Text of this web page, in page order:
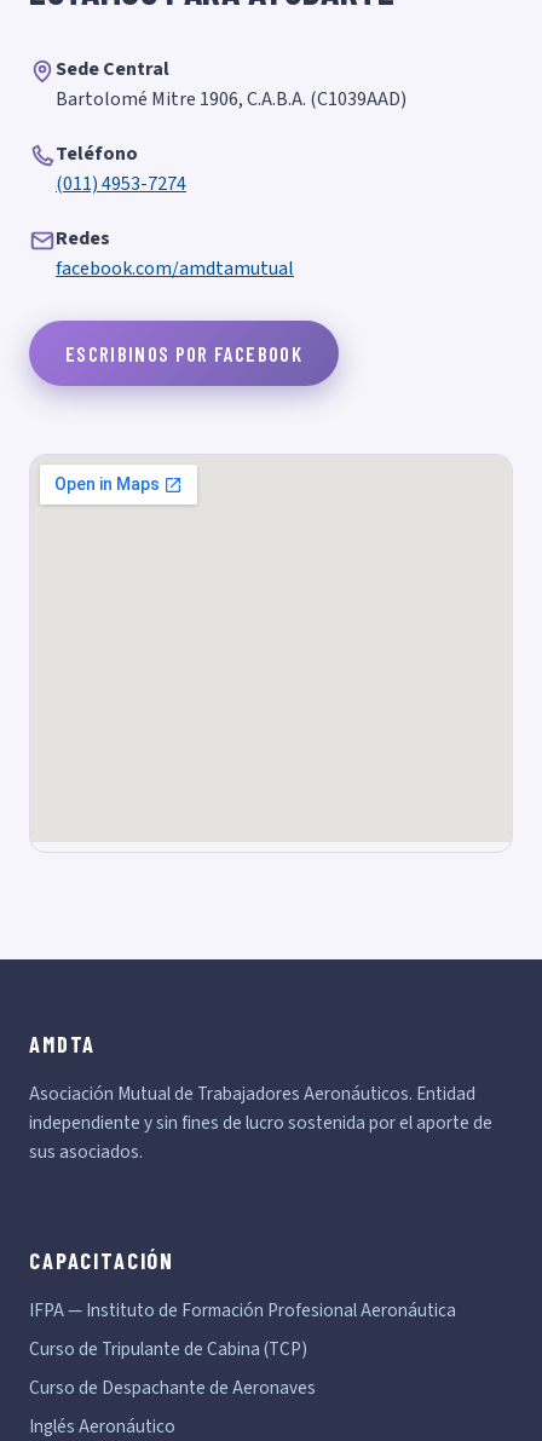
Sede Central
Bartolomé Mitre 1906, C.A.B.A. (C1039AAD)
Teléfono
(011) 4953-7274
Redes
facebook.com/amdtamutual
ESCRIBINOS POR FACEBOOK
AMDTA
Asociación Mutual de Trabajadores Aeronáuticos. Entidad
independiente y sin fines de lucro sostenida por el aporte de
sus asociados.
CAPACITACIÓN
IFPA — Instituto de Formación Profesional Aeronáutica
Curso de Tripulante de Cabina (TCP)
Curso de Despachante de Aeronaves
Inglés Aeronáutico